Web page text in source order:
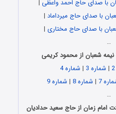
با صدای حاج احمد واعظی |
با صدای حاج میرداماد |
با صدای حاج مختاری |
…
نیمه شعبان از محمود کریمی
| شماره 3 | شماره 4
7
| شماره 8 | شماره 9
…
امام زمان از حاج سعید حدادیان